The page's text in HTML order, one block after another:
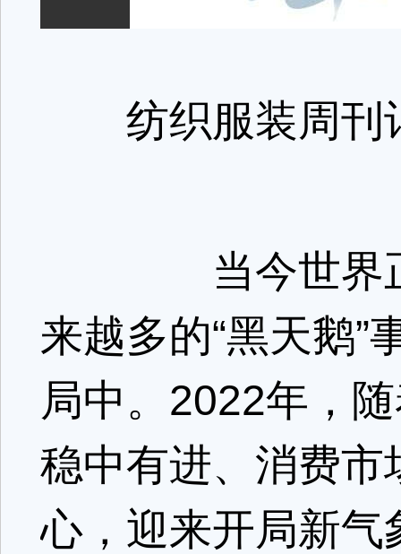
纺织服装周
当今世界正
来越多的“黑天鹅”
局中。2022年，
稳中有进、消费
心，迎来开局新